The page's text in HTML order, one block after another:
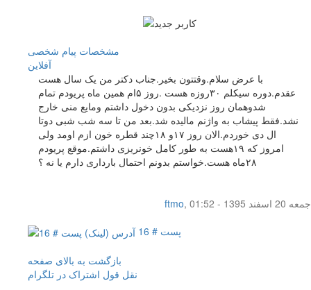
مشخصات پیام شخصی
آفلاين
با عرض سلام.وقتتون بخیر.جناب دکتر من یک سال هست
عقدم.دوره سیکلم ۳۰روزه هست .روز ۵ام همین ماه پریودم تمام
شدوهمان روز نزدیکی بدون دخول داشتم ومایع منی خارج
نشد.فقط پیشاب به واژنم مالیده شد.بعد من تا سه شب شبی دوتا
ال دی خوردم.الان روز ۱۷و ۱۸چند قطره خون ازم اومد ولی
امروز که ۱۹هست به طور کامل خونریزی داشتم.موقع پریودم
۲۸ماه هست.خواستم بدونم احتمال بارداری دارم یا نه ؟
ftmo,
جمعه 20 اسفند 1395 - 01:52
پست # 16
بازگشت به بالای صفحه
نقل قول اشتراک در تلگرام